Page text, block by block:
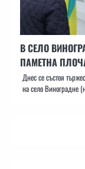
В СЕЛО
ПАМЕТНА
Днес се състоя
на село Виноградне